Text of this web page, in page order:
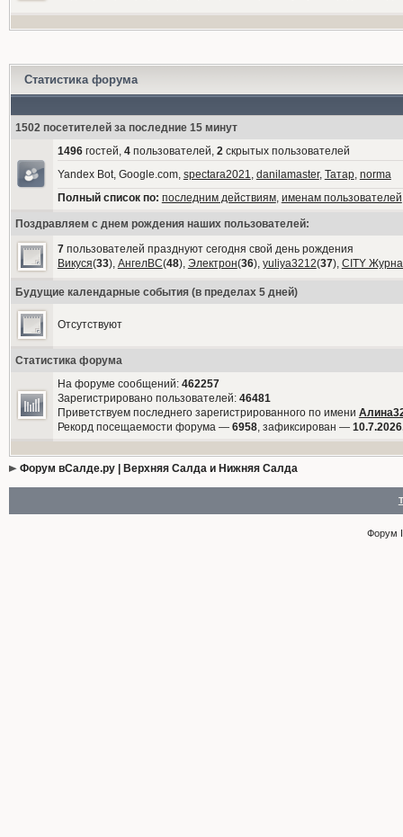
Статистика форума
1502 посетителей за последние 15 минут
1496гостей, 4пользователей, 2скрытых пользователей
Yandex Bot, Google.com, spectara2021, danilamaster, Татар, norma
Полный список по: последним действиям, именам пользователей
Поздравляем с днем рождения наших пользователей:
7пользователей празднуют сегодня свой день рождения
Викуся(33), АнгелВС(48), Электрон(36), yuliya3212(37), CITY
Будущие календарные события (в пределах 5 дней)
Отсутствуют
Статистика форума
На форуме сообщений: 462257
Зарегистрировано пользователей: 46481
Приветствуем последнего зарегистрированного по имени
Рекорд посещаемости форума — 6958, зафиксирован —
Форум вСалде.ру | Верхняя Салда и Нижняя Салда
Форум